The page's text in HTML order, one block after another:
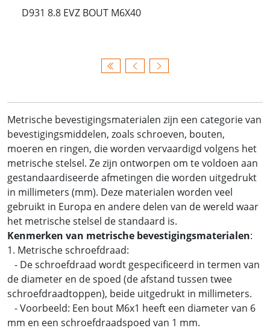
D931 8.8 EVZ BOUT M6X40
Metrische bevestigingsmaterialen zijn een categorie van
bevestigingsmiddelen, zoals schroeven, bouten,
moeren en ringen, die worden vervaardigd volgens het
metrische stelsel. Ze zijn ontworpen om te voldoen aan
gestandaardiseerde afmetingen die worden uitgedrukt
in millimeters (mm). Deze materialen worden veel
gebruikt in Europa en andere delen van de wereld waar
het metrische stelsel de standaard is.
Kenmerken van metrische bevestigingsmaterialen:
1. Metrische schroefdraad:
- De schroefdraad wordt gespecificeerd in termen van
de diameter en de spoed (de afstand tussen twee
schroefdraadtoppen), beide uitgedrukt in millimeters.
- Voorbeeld: Een bout M6x1 heeft een diameter van 6
mm en een schroefdraadspoed van 1 mm.